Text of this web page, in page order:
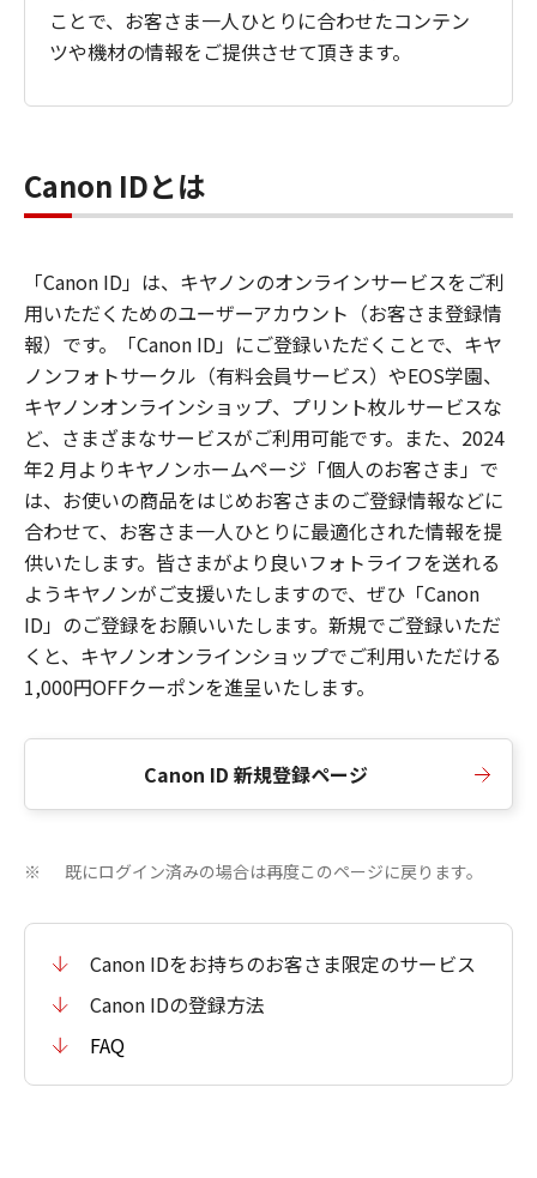
ことで、お客さま一人ひとりに合わせたコンテン
ツや機材の情報をご提供させて頂きます。
Canon IDとは
「Canon ID」は、キヤノンのオンラインサービスをご利
用いただくためのユーザーアカウント（お客さま登録情
報）です。「Canon ID」にご登録いただくことで、キヤ
ノンフォトサークル（有料会員サービス）やEOS学園、
キヤノンオンラインショップ、プリント枚ルサービスな
ど、さまざまなサービスがご利用可能です。また、2024
年2 月よりキヤノンホームページ「個人のお客さま」で
は、お使いの商品をはじめお客さまのご登録情報などに
合わせて、お客さま一人ひとりに最適化された情報を提
供いたします。皆さまがより良いフォトライフを送れる
ようキヤノンがご支援いたしますので、ぜひ「Canon
ID」のご登録をお願いいたします。新規でご登録いただ
くと、キヤノンオンラインショップでご利用いただける
1,000円OFFクーポンを進呈いたします。
Canon ID 新規登録ページ
※ 既にログイン済みの場合は再度このページに戻ります。
Canon IDをお持ちのお客さま限定のサービス
Canon IDの登録方法
FAQ